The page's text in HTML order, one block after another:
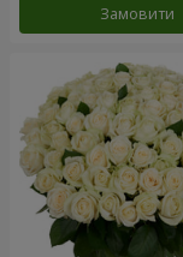
Замовити